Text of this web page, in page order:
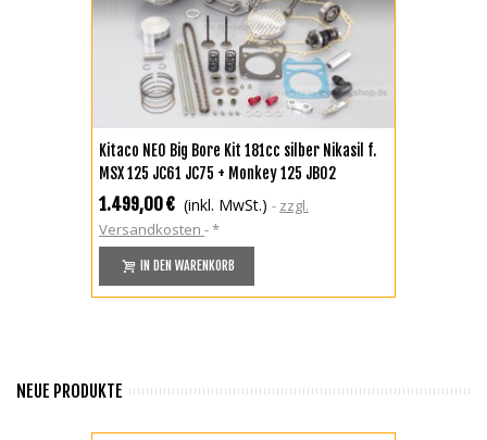
Kitaco NEO Big Bore Kit 181cc silber Nikasil f.
MSX 125 JC61 JC75 + Monkey 125 JB02
1.499,00 € (inkl. MwSt.)
zzgl.
Versandkosten
*
IN DEN WARENKORB
NEUE PRODUKTE